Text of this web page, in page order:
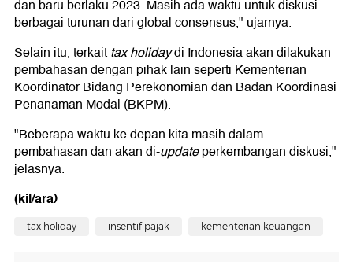
dan baru berlaku 2023. Masih ada waktu untuk diskusi
berbagai turunan dari global consensus," ujarnya.
Selain itu, terkaittax holidaydi Indonesia akan dilakukan
pembahasan dengan pihak lain seperti Kementerian
Koordinator Bidang Perekonomian dan Badan Koordinasi
Penanaman Modal (BKPM).
"Beberapa waktu ke depan kita masih dalam
pembahasan dan akan di-updateperkembangan diskusi,"
jelasnya.
(kil/ara)
tax holiday insentif pajak kementerian keuangan